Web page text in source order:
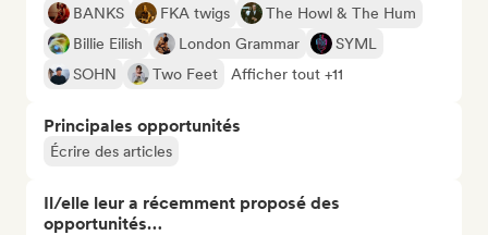
BANKS FKA twigs
The Howl & The Hum
Billie Eilish
London Grammar
SYML
SOHN
Two Feet Afficher tout +11
Principales opportunités
Écrire des articles
Il/elle leur a récemment proposé des
opportunités…